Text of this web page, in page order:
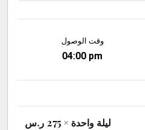
وقت الوصول
04:00 pm
ليلة واحدة × 275 ر.س